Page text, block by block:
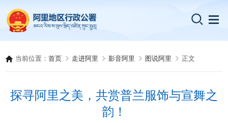
当前位置：首页 走进阿里 影音阿里 图说阿里 正文
探寻阿里之美，共赏普兰服饰与宣舞之
韵！